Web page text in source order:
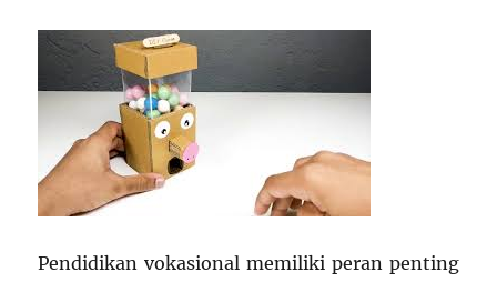
Pendidikan vokasional memiliki peran penting